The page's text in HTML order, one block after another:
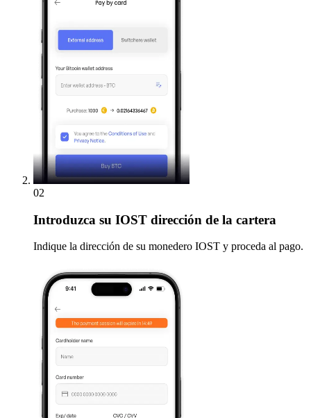
02
Introduzca su IOST dirección de la cartera
Indique la dirección de su monedero IOST y proceda al pago.